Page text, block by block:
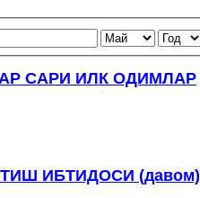
САРИ ИЛК ОДИМЛАР
ИБТИДОСИ (давом)